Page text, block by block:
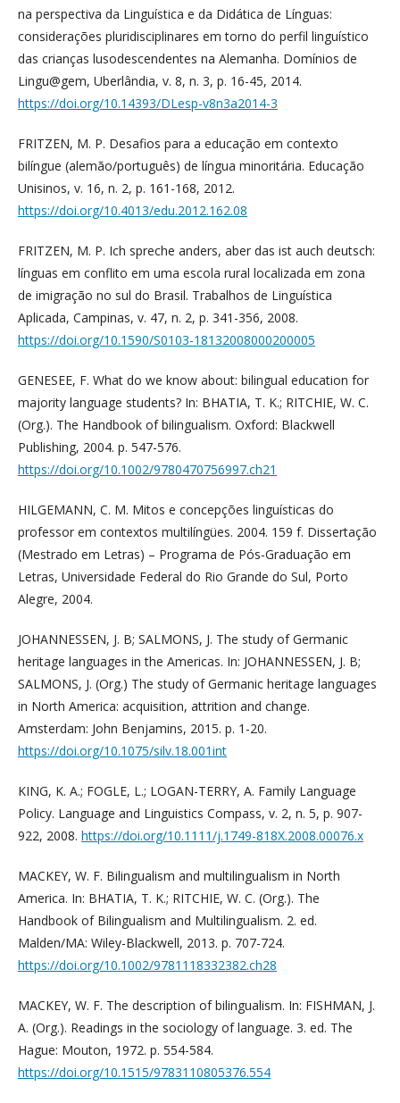
na perspectiva da Linguística e da Didática de Línguas:
considerações pluridisciplinares em torno do perfil linguístico
das crianças lusodescendentes na Alemanha. Domínios de
Lingu@gem, Uberlândia, v. 8, n. 3, p. 16-45, 2014.
https://doi.org/10.14393/DLesp-v8n3a2014-3
FRITZEN, M. P. Desafios para a educação em contexto
bilíngue (alemão/português) de língua minoritária. Educação
Unisinos, v. 16, n. 2, p. 161-168, 2012.
https://doi.org/10.4013/edu.2012.162.08
FRITZEN, M. P. Ich spreche anders, aber das ist auch deutsch:
línguas em conflito em uma escola rural localizada em zona
de imigração no sul do Brasil. Trabalhos de Linguística
Aplicada, Campinas, v. 47, n. 2, p. 341-356, 2008.
https://doi.org/10.1590/S0103-18132008000200005
GENESEE, F. What do we know about: bilingual education for
majority language students? In: BHATIA, T. K.; RITCHIE, W. C.
(Org.). The Handbook of bilingualism. Oxford: Blackwell
Publishing, 2004. p. 547-576.
https://doi.org/10.1002/9780470756997.ch21
HILGEMANN, C. M. Mitos e concepções linguísticas do
professor em contextos multilíngües. 2004. 159 f. Dissertação
(Mestrado em Letras) – Programa de Pós-Graduação em
Letras, Universidade Federal do Rio Grande do Sul, Porto
Alegre, 2004.
JOHANNESSEN, J. B; SALMONS, J. The study of Germanic
heritage languages in the Americas. In: JOHANNESSEN, J. B;
SALMONS, J. (Org.) The study of Germanic heritage languages
in North America: acquisition, attrition and change.
Amsterdam: John Benjamins, 2015. p. 1-20.
https://doi.org/10.1075/silv.18.001int
KING, K. A.; FOGLE, L.; LOGAN-TERRY, A. Family Language
Policy. Language and Linguistics Compass, v. 2, n. 5, p. 907-
922, 2008. https://doi.org/10.1111/j.1749-818X.2008.00076.x
MACKEY, W. F. Bilingualism and multilingualism in North
America. In: BHATIA, T. K.; RITCHIE, W. C. (Org.). The
Handbook of Bilingualism and Multilingualism. 2. ed.
Malden/MA: Wiley-Blackwell, 2013. p. 707-724.
https://doi.org/10.1002/9781118332382.ch28
MACKEY, W. F. The description of bilingualism. In: FISHMAN, J.
A. (Org.). Readings in the sociology of language. 3. ed. The
Hague: Mouton, 1972. p. 554-584.
https://doi.org/10.1515/9783110805376.554